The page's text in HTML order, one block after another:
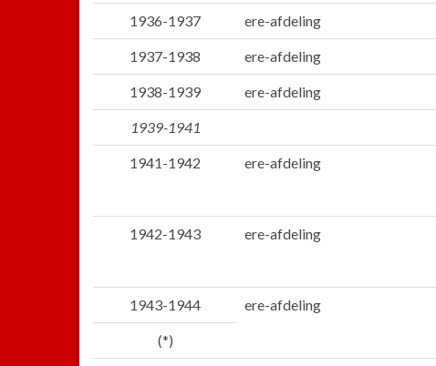
1936-1937 ere-afdeling
1937-1938 ere-afdeling
1938-1939 ere-afdeling
1939-1941
1941-1942 ere-afdeling
1942-1943 ere-afdeling
1943-1944 ere-afdeling
(*)